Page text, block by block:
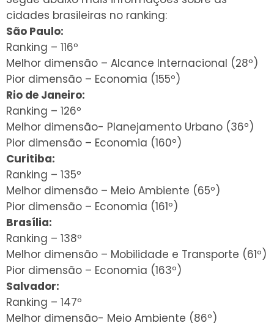
cidades brasileiras no ranking:
São Paulo:
Ranking – 116º
Melhor dimensão – Alcance Internacional (28º)
Pior dimensão – Economia (155º)
Rio de Janeiro:
Ranking – 126º
Melhor dimensão- Planejamento Urbano (36º)
Pior dimensão – Economia (160º)
Curitiba:
Ranking – 135º
Melhor dimensão – Meio Ambiente (65º)
Pior dimensão – Economia (161º)
Brasília:
Ranking – 138º
Melhor dimensão – Mobilidade e Transporte (61º)
Pior dimensão – Economia (163º)
Salvador:
Ranking – 147º
Melhor dimensão- Meio Ambiente (86º)